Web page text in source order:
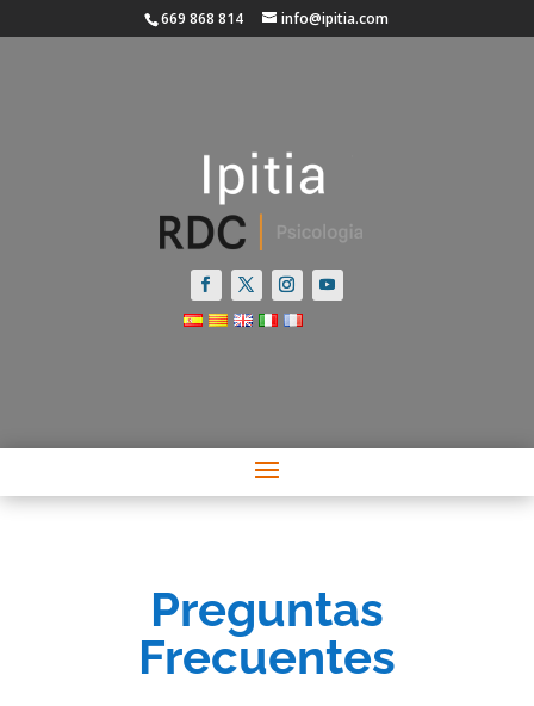
669 868 814 info@ipitia.com
Preguntas
Frecuentes